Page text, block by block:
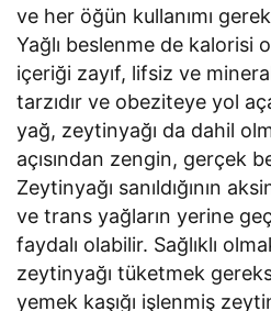
ve her öğün kullanımı
Yağlı beslenme de kalorisi
içeriği zayıf, lifsiz ve
tarzıdır ve obeziteye yol
yağ, zeytinyağı da dahil
açısından zengin, gerçek
Zeytinyağı sanıldığının
ve trans yağların yerine
faydalı olabilir. Sağlıklı
zeytinyağı tüketmek
yemek kaşığı işlenmiş